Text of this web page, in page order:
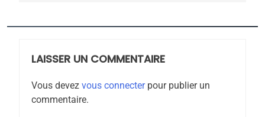
LAISSER UN COMMENTAIRE
Vous devez vous connecterpour publier un
commentaire.
2025, l’année la plus
rapport d’ADL contre
FRANCE ISRAÉL
6